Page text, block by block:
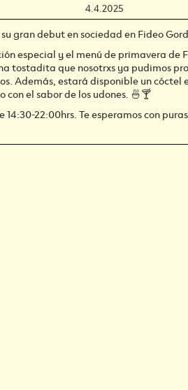
4.4.2025
gran debut en sociedad en Fideo
especial y el menú de primavera de
tostadita que nosotrxs ya pudimos
Además, estará disponible un cóctel
el sabor de los udones. 🍜🍸
22:00hrs. Te esperamos con